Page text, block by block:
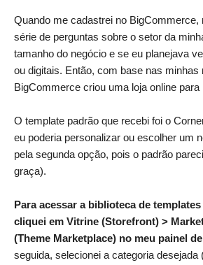
Quando me cadastrei no BigCommerce,
série de perguntas sobre o setor da
tamanho do negócio e se eu planejava
ou digitais. Então, com base nas minhas
BigCommerce criou uma loja online para
O template padrão que recebi foi o
eu poderia personalizar ou escolher um
pela segunda opção, pois o padrão
graça).
Para acessar a biblioteca de
cliquei em Vitrine (Storefront) >
(Theme Marketplace) no meu painel
seguida, selecionei a categoria desejada